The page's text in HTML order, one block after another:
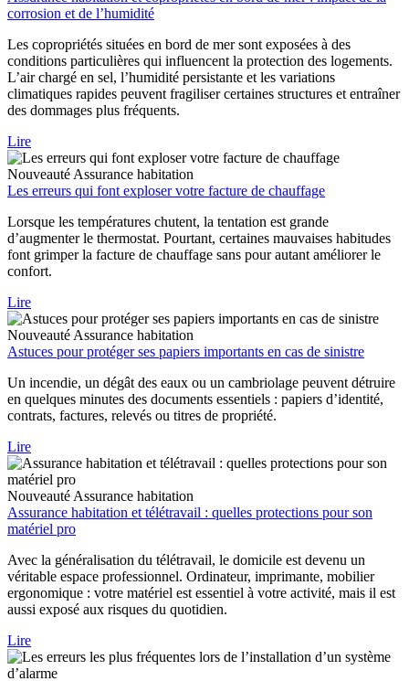
corrosion et de l’humidité
Les copropriétés situées en bord de mer sont exposées à des
conditions particulières qui influencent la protection des logements.
L’air chargé en sel, l’humidité persistante et les variations
climatiques rapides peuvent fragiliser certaines structures et entraîner
des dommages plus fréquents.
Lire
Nouveauté Assurance habitation
Les erreurs qui font exploser votre facture de chauffage
Lorsque les températures chutent, la tentation est grande
d’augmenter le thermostat. Pourtant, certaines mauvaises habitudes
font grimper la facture de chauffage sans pour autant améliorer le
confort.
Lire
Nouveauté Assurance habitation
Astuces pour protéger ses papiers importants en cas de sinistre
Un incendie, un dégât des eaux ou un cambriolage peuvent détruire
en quelques minutes des documents essentiels : papiers d’identité,
contrats, factures, relevés ou titres de propriété.
Lire
Nouveauté Assurance habitation
Assurance habitation et télétravail : quelles protections pour son
matériel pro
Avec la généralisation du télétravail, le domicile est devenu un
véritable espace professionnel. Ordinateur, imprimante, mobilier
ergonomique : votre matériel est essentiel à votre activité, mais il est
aussi exposé aux risques du quotidien.
Lire